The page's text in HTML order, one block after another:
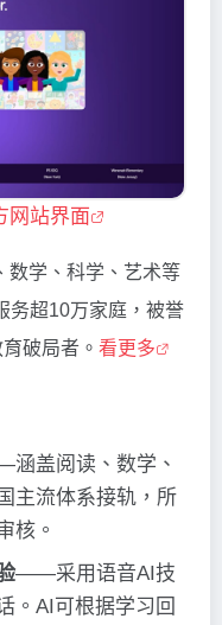
网站界面
数学、科学、艺术等
务超10万家庭，被誉
破局者。 看更多
盖阅读、数学、
主流体系接轨，所
核。
——采用语音AI技
。AI可根据学习回